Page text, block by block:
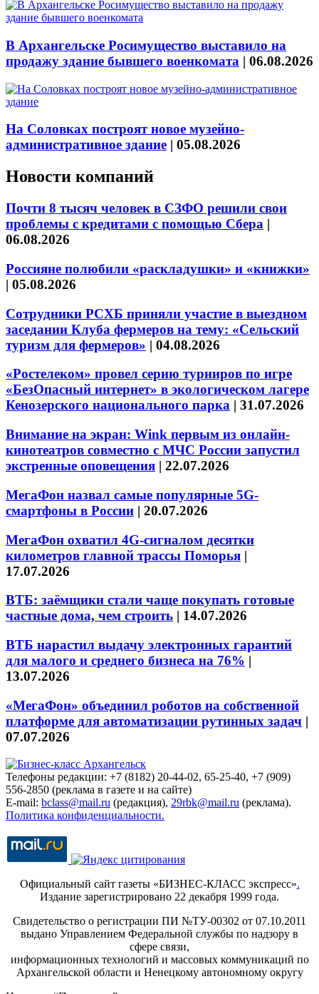
В Архангельске Росимущество выставило на
продажу здание бывшего военкомата | 06.08.2026
На Соловках построят новое музейно-
административное здание | 05.08.2026
Новости компаний
Почти 8 тысяч человек в СЗФО решили свои
проблемы с кредитами с помощью Сбера |
06.08.2026
Россияне полюбили «раскладушки» и «книжки»
| 05.08.2026
Сотрудники РСХБ приняли участие в выездном
заседании Клуба фермеров на тему: «Сельский
туризм для фермеров» | 04.08.2026
«Ростелеком» провел серию турниров по игре
«БезОпасный интернет» в экологическом лагере
Кенозерского национального парка | 31.07.2026
Внимание на экран: Wink первым из онлайн-
кинотеатров совместно с МЧС России запустил
экстренные оповещения | 22.07.2026
МегаФон назвал самые популярные 5G-
смартфоны в России | 20.07.2026
МегаФон охватил 4G-сигналом десятки
километров главной трассы Поморья |
17.07.2026
ВТБ: заёмщики стали чаще покупать готовые
частные дома, чем строить | 14.07.2026
ВТБ нарастил выдачу электронных гарантий
для малого и среднего бизнеса на 76% |
13.07.2026
«МегаФон» объединил роботов на собственной
платформе для автоматизации рутинных задач |
07.07.2026
Телефоны редакции: +7 (8182) 20-44-02, 65-25-40, +7 (909)
556-2850 (реклама в газете и на сайте)
E-mail: bclass@mail.ru (редакция), 29rbk@mail.ru (реклама).
Политика конфиденциальности.
Официальный сайт газеты «БИЗНЕС-КЛАСС экспресс».
Издание зарегистрировано 22 декабря 1999 года.
Свидетельство о регистрации ПИ №ТУ-00302 от 07.10.2011
выдано Управлением Федеральной службы по надзору в
сфере связи,
информационных технологий и массовых коммуникаций по
Архангельской области и Ненецкому автономному округу